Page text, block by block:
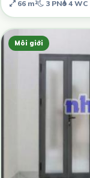
66 m² 3 PN 4 WC
Môi giới